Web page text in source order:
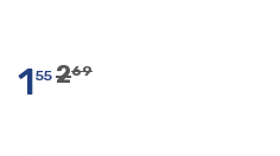
155 269